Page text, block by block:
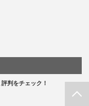
判をチェック！